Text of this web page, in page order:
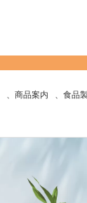
、 商品案内 、食品